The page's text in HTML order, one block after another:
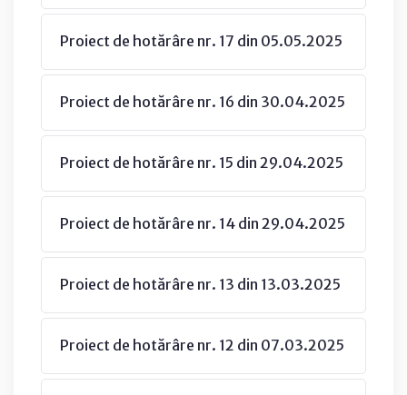
Proiect de hotărâre nr. 17 din 05.05.2025
Proiect de hotărâre nr. 16 din 30.04.2025
Proiect de hotărâre nr. 15 din 29.04.2025
Proiect de hotărâre nr. 14 din 29.04.2025
Proiect de hotărâre nr. 13 din 13.03.2025
Proiect de hotărâre nr. 12 din 07.03.2025